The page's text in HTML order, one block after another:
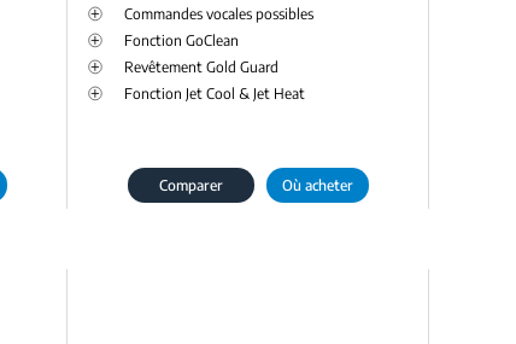
Commandes vocales possibles
Fonction GoClean
Revêtement Gold Guard
Fonction Jet Cool & Jet Heat
Comparer Où acheter